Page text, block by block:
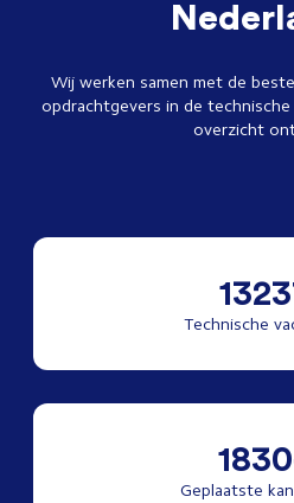
Wij werken samen met de
opdrachtgevers in de
overzicht
Technische
Geplaatste